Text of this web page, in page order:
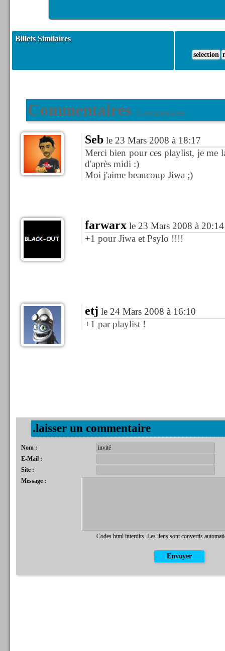
Billets Similaires
selection
Commentaires 3 commentaires
Seble 23 Mars 2008 à 18:17
Merci bien pour ces playlist, je me
d'après midi :)
Moi j'aime beaucoup Jiwa ;)
farwarxle 23 Mars 2008 à 20:14
+1 pour Jiwa et Psylo !!!!
etj le 24 Mars 2008 à 16:10
+1 par playlist !
.laisser un commentaire
Nom :
E-Mail :
Site :
Message :
Codes html interdits. Les liens sont convertis